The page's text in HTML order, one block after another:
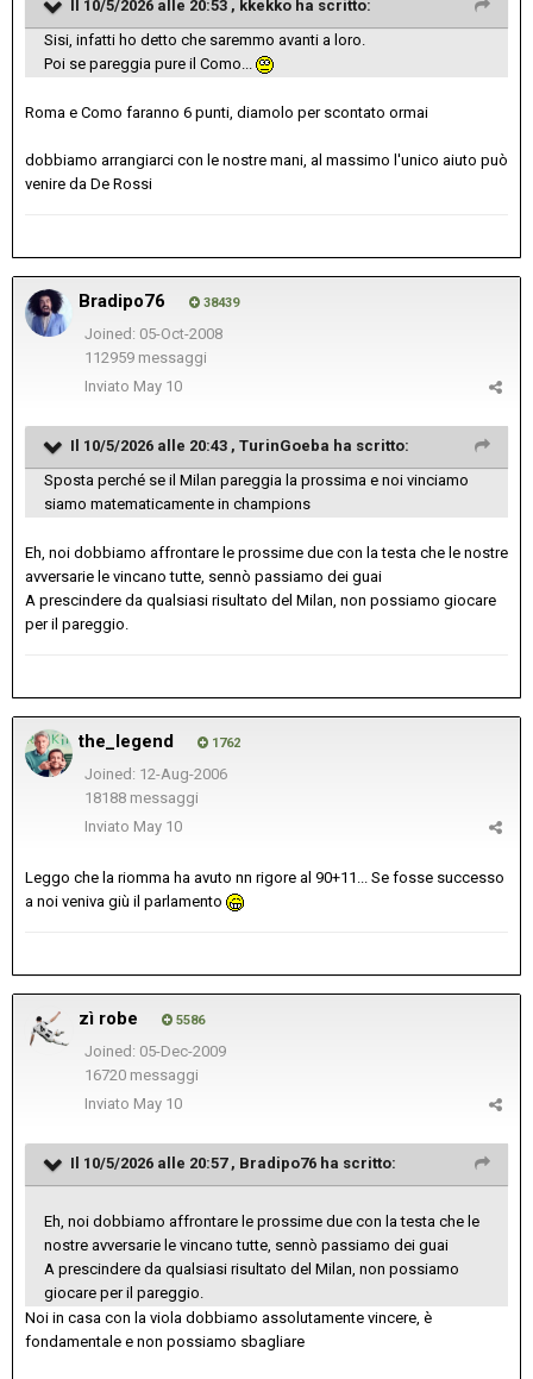
Il 10/5/2026 alle 20:53 , kkekko ha scritto:
Sisi, infatti ho detto che saremmo avanti a loro.
Poi se pareggia pure il Como...
Roma e Como faranno 6 punti, diamolo per scontato ormai
dobbiamo arrangiarci con le nostre mani, al massimo l'unico aiuto può
venire da De Rossi
Bradipo76 38439
Joined: 05-Oct-2008
112959 messaggi
Inviato May 10
Il 10/5/2026 alle 20:43 , TurinGoeba ha scritto:
Sposta perché se il Milan pareggia la prossima e noi vinciamo
siamo matematicamente in champions
Eh, noi dobbiamo affrontare le prossime due con la testa che le nostre
avversarie le vincano tutte, sennò passiamo dei guai
A prescindere da qualsiasi risultato del Milan, non possiamo giocare
per il pareggio.
the_legend 1762
Joined: 12-Aug-2006
18188 messaggi
Inviato May 10
Leggo che la riomma ha avuto nn rigore al 90+11... Se fosse successo
a noi veniva giù il parlamento
zì robe 5586
Joined: 05-Dec-2009
16720 messaggi
Inviato May 10
Il 10/5/2026 alle 20:57 , Bradipo76 ha scritto:
Eh, noi dobbiamo affrontare le prossime due con la testa che le
nostre avversarie le vincano tutte, sennò passiamo dei guai
A prescindere da qualsiasi risultato del Milan, non possiamo
giocare per il pareggio.
Noi in casa con la viola dobbiamo assolutamente vincere, è
fondamentale e non possiamo sbagliare